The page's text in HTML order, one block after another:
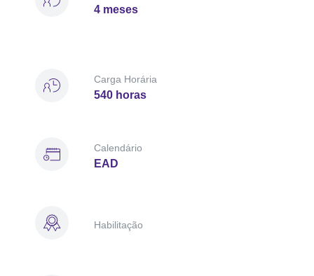
4 meses
Carga Horária
540 horas
Calendário
EAD
Habilitação